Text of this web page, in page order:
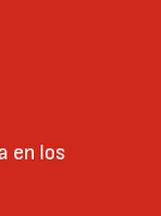
en los